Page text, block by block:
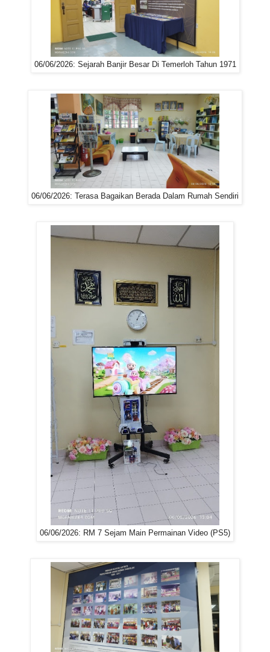
06/06/2026: Sejarah Banjir Besar Di Temerloh Tahun 1971
06/06/2026: Terasa Bagaikan Berada Dalam Rumah Sendiri
06/06/2026: RM 7 Sejam Main Permainan Video (PS5)